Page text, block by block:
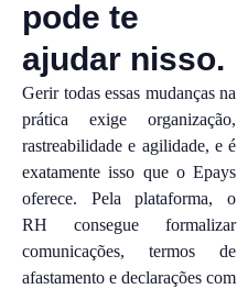
pode te
ajudar nisso.
Gerir todas essas mudanças na
prática exige organização,
rastreabilidade e agilidade, e é
exatamente isso que o Epays
oferece. Pela plataforma, o
RH consegue formalizar
comunicações, termos de
afastamento e declarações com